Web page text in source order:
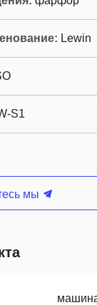
Lewin
S1
мы